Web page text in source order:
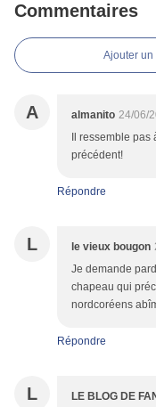
Commentaires
Ajouter un
A almanito 24/06/
Il ressemble
précédent!
Répondre
L le vieux bougon
Je demande
chapeau qui
nordcoréens
Répondre
L LE BLOG DE